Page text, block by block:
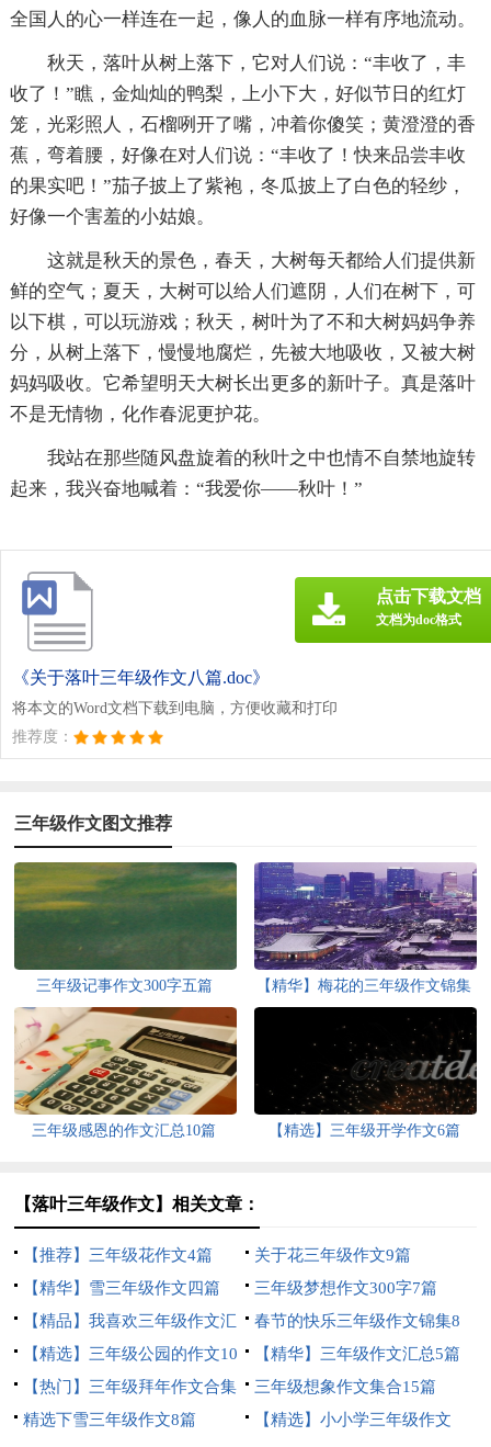
全国人的心一样连在一起，像人的血脉一样有序地流动。
秋天，落叶从树上落下，它对人们说：“丰收了，丰
收了！”瞧，金灿灿的鸭梨，上小下大，好似节日的红灯
笼，光彩照人，石榴咧开了嘴，冲着你傻笑；黄澄澄的香
蕉，弯着腰，好像在对人们说：“丰收了！快来品尝丰收
的果实吧！”茄子披上了紫袍，冬瓜披上了白色的轻纱，
好像一个害羞的小姑娘。
这就是秋天的景色，春天，大树每天都给人们提供新
鲜的空气；夏天，大树可以给人们遮阴，人们在树下，可
以下棋，可以玩游戏；秋天，树叶为了不和大树妈妈争养
分，从树上落下，慢慢地腐烂，先被大地吸收，又被大树
妈妈吸收。它希望明天大树长出更多的新叶子。真是落叶
不是无情物，化作春泥更护花。
我站在那些随风盘旋着的秋叶之中也情不自禁地旋转
起来，我兴奋地喊着：“我爱你——秋叶！”
《关于落叶三年级作文八篇.doc》
将本文的Word文档下载到电脑，方便收藏和打印
推荐度：
点击下载文档
文档为doc格式
三年级作文图文推荐
三年级记事作文300字五篇
【精华】梅花的三年级作文锦集
三年级感恩的作文汇总10篇 【精选】三年级开学作文6篇
【落叶三年级作文】相关文章：
【推荐】三年级花作文4篇
关于花三年级作文9篇
【精华】雪三年级作文四篇
三年级梦想作文300字7篇
【精品】我喜欢三年级作文汇
编10篇
春节的快乐三年级作文锦集8
篇
【精选】三年级公园的作文10
篇
【精华】三年级作文汇总5篇
【热门】三年级拜年作文合集
7篇
三年级想象作文集合15篇
精选下雪三年级作文8篇
【精选】小小学三年级作文